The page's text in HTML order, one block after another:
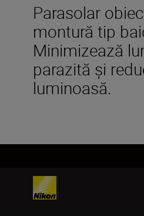
Parasolar
montură tip
Minimizează
parazită şi
luminoasă.